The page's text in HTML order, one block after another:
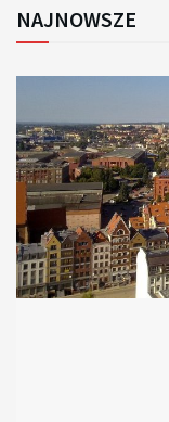
NAJNOWSZE